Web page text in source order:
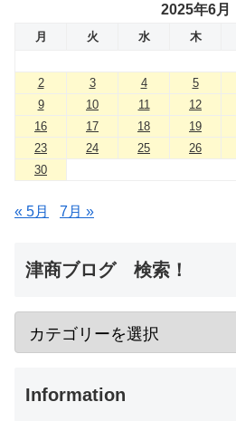
2025年6月
月 火 水 木
2
3 4 5
9
10 11 12
16
17 18 19
23
24 25 26
30
« 5月 7月 »
津商ブログ 検索！
Information